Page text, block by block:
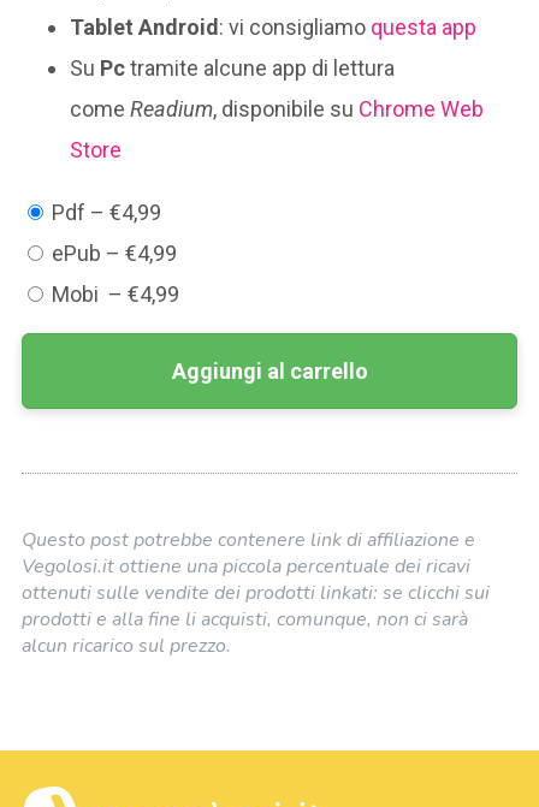
Tablet Android: vi consigliamo questa app
Su Pctramite alcune app di lettura
come Readium, disponibile su Chrome Web
Store
Pdf – €4,99
ePub – €4,99
Mobi – €4,99
Aggiungi al carrello
Questo post potrebbe contenere link di affiliazione e
Vegolosi.it ottiene una piccola percentuale dei ricavi
ottenuti sulle vendite dei prodotti linkati: se clicchi sui
prodotti e alla fine li acquisti, comunque, non ci sarà
alcun ricarico sul prezzo.